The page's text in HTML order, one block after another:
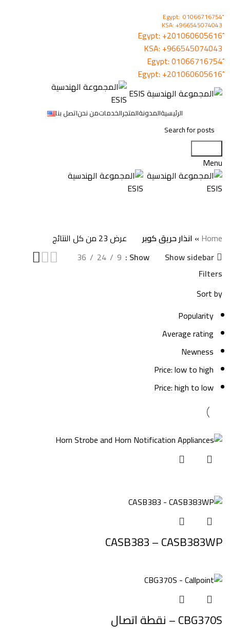
KSA: +966545074043
+201060605616
KSA: +966545074043
01066716754
+201060605616
الرئيسيةالمدونةالمتجرالخدماتمن نحناتصل بنا
Menu
Categories
Home
» انذار حريق كوبر
عرض ⁦23⁩ من كل النتائج
Show sidebar
Show
9
24
36
Filters
Sort by
Popularity
Average rating
Newness
Price: low to high
Price: high to low
CASB383 – CASB383WP
CBG370S – نقطة اتصال